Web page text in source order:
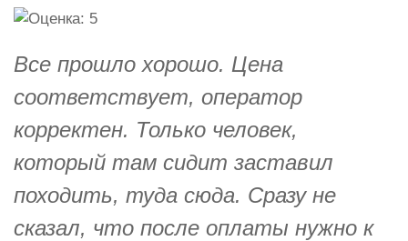
Все прошло хорошо. Цена
соответствует, оператор
корректен. Только человек,
который там сидит заставил
походить, туда сюда. Сразу не
сказал, что после оплаты нужно к